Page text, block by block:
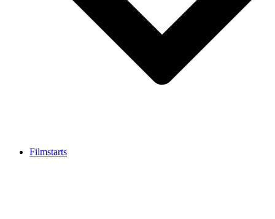
Filmstarts